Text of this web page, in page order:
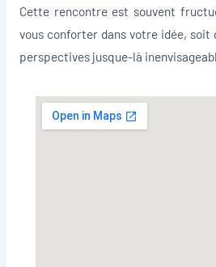
Cette rencontre est souvent
vous conforter dans votre idée, soit
perspectives jusque-là